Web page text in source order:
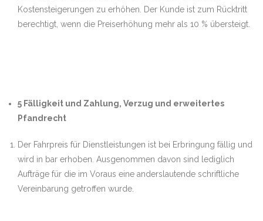
Kostensteigerungen zu erhöhen. Der Kunde ist zum Rücktritt
berechtigt, wenn die Preiserhöhung mehr als 10 % übersteigt.
5 Fälligkeit und Zahlung, Verzug und erweitertes
Pfandrecht
Der Fahrpreis für Dienstleistungen ist bei Erbringung fällig und
wird in bar erhoben. Ausgenommen davon sind lediglich
Aufträge für die im Voraus eine anderslautende schriftliche
Vereinbarung getroffen wurde.